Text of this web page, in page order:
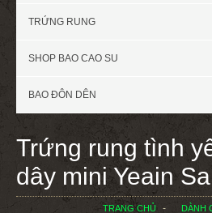
TRỨNG RUNG
SHOP BAO CAO SU
BAO ĐÔN DÊN
Trứng rung tình
dây mini Yeain
TRANG CHỦ
DÀNH